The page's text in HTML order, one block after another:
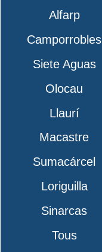
Alfarp
Camporrobles
Siete Aguas
Olocau
Llaurí
Macastre
Sumacárcel
Loriguilla
Sinarcas
Tous